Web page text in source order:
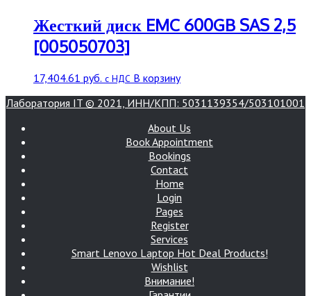
Жесткий диск EMC 600GB SAS 2,5
[005050703]
17,404.61 руб. с НДС В корзину
Лаборатория IT © 2021, ИНН/КПП: 5031139354/503101001
About Us
Book Appointment
Bookings
Contact
Home
Login
Pages
Register
Services
Smart Lenovo Laptop Hot Deal Products!
Wishlist
Внимание!